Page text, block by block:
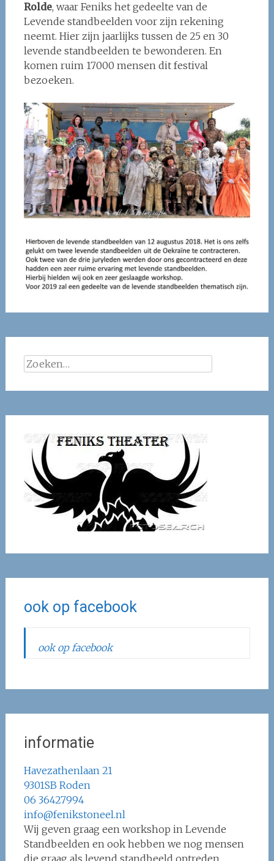
Rolde, waar Feniks het gedeelte van de
Levende standbeelden voor zijn rekening
neemt. Hier zijn jaarlijks tussen de 25 en 30
levende standbeelden te bewonderen. En
komen ruim 17000 mensen dit festival
bezoeken.
Zoeken
ook op facebook
ook op facebook
informatie
Havezathenlaan 21
9301SB Roden
06 36427994
info@fenikstoneel.nl
Wij geven graag een workshop in Levende
Standbeelden en ook hebben we nog mensen